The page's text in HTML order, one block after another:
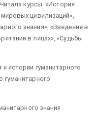
курсы: «История
цивилизаций»,
знания», «Введение в
в лицах», «Судьбы
истории гуманитарного
гуманитарного
знания